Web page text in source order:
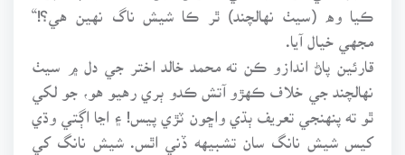
ڪيا وه (سيٺ نهالچند) ٿر ڪا شيش ناگ نهين هي؟!“
مجهي خيال آيا.
قارئين پاڻ اندازو ڪن ته محمد خالد اختر جي دل ۾ سيٺ
نهالچند جي خلاف ڪهڙو آتش ڪدو ٻري رهيو هو، جو لکي
ٿو ته پنهنجي تعريف ٻڌي واڇون ٽڙي پيس! ۽ اڃا اڳتي وڌي
کيس شيش نانگ سان تشبيهه ڏني اٿس. شيش نانگ کي